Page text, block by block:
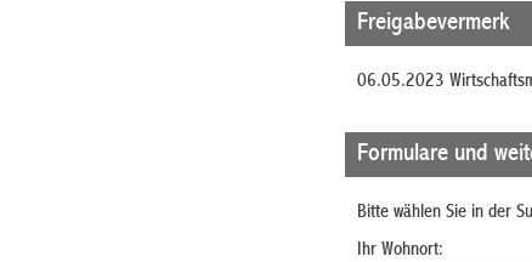
Freigabevermerk
06.05.2023
Formulare und
Bitte wählen Sie in der
Ihr Wohnort: